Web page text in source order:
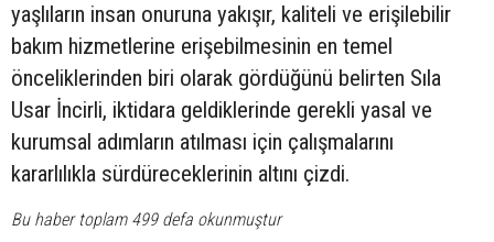
yaşlıların insan onuruna yakışır, kaliteli ve erişilebilir
bakım hizmetlerine erişebilmesinin en temel
önceliklerinden biri olarak gördüğünü belirten Sıla
Usar İncirli, iktidara geldiklerinde gerekli yasal ve
kurumsal adımların atılması için çalışmalarını
kararlılıkla sürdüreceklerinin altını çizdi.
Bu haber toplam 499 defa okunmuştur